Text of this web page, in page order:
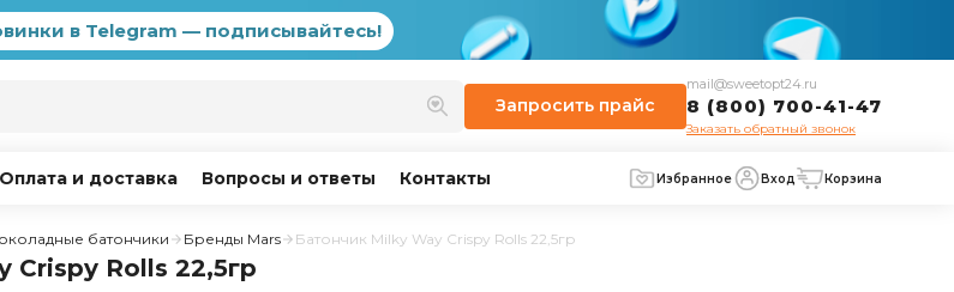
в Telegram — подписывайтесь!
Запросить прайс
mail@sweetopt24.ru
8 (800) 700-41-47
Заказать обратный звонок
Оплата и доставка Вопросы и ответы Контакты Избранное Вход Корзина
батончики Бренды Mars Батончик Milky Way Crispy Rolls 22,5гр
Crispy Rolls 22,5гр